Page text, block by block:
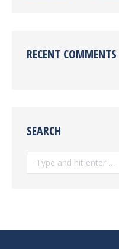
RECENT COMMENTS
SEARCH